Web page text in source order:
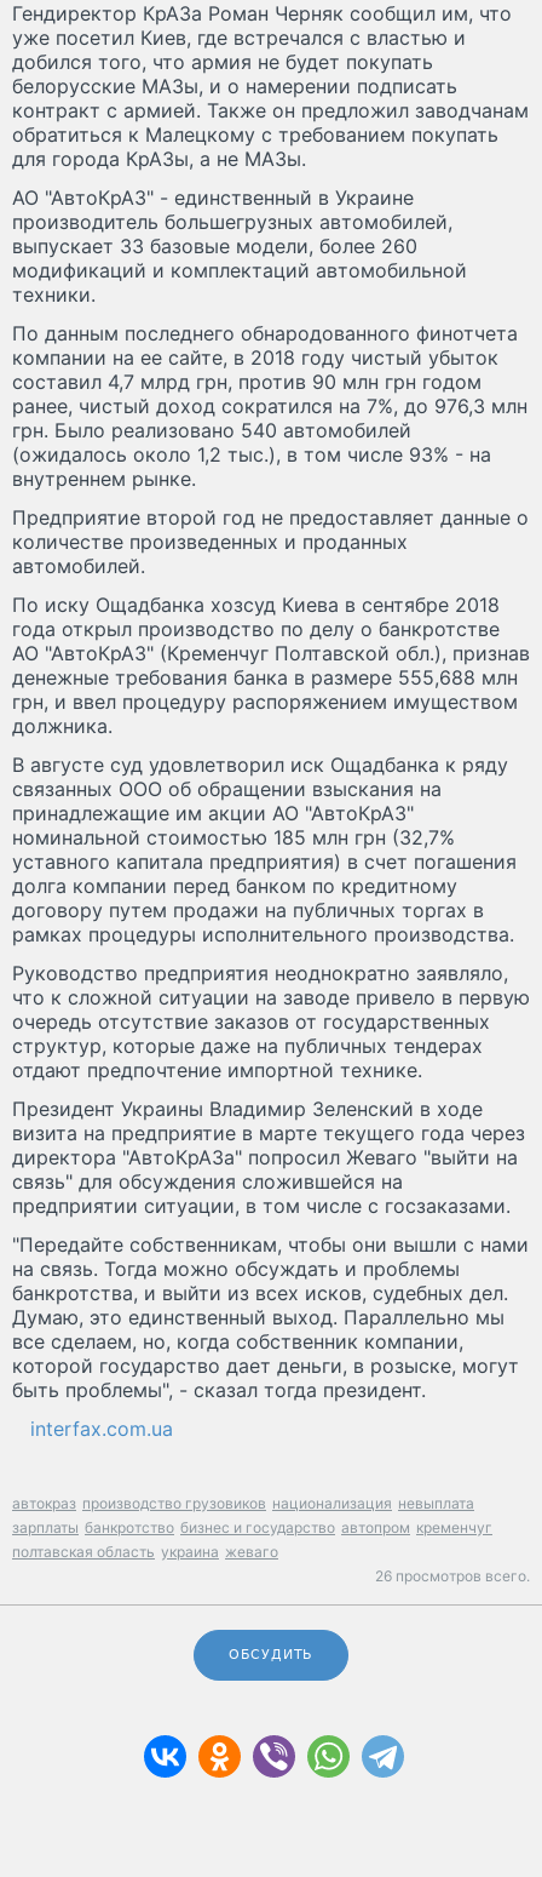
Гендиректор КрАЗа Роман Черняк сообщил им, что
уже посетил Киев, где встречался с властью и
добился того, что армия не будет покупать
белорусские МАЗы, и о намерении подписать
контракт с армией. Также он предложил заводчанам
обратиться к Малецкому с требованием покупать
для города КрАЗы, а не МАЗы.
АО "АвтоКрАЗ" - единственный в Украине
производитель большегрузных автомобилей,
выпускает 33 базовые модели, более 260
модификаций и комплектаций автомобильной
техники.
По данным последнего обнародованного финотчета
компании на ее сайте, в 2018 году чистый убыток
составил 4,7 млрд грн, против 90 млн грн годом
ранее, чистый доход сократился на 7%, до 976,3 млн
грн. Было реализовано 540 автомобилей
(ожидалось около 1,2 тыс.), в том числе 93% - на
внутреннем рынке.
Предприятие второй год не предоставляет данные о
количестве произведенных и проданных
автомобилей.
По иску Ощадбанка хозсуд Киева в сентябре 2018
года открыл производство по делу о банкротстве
АО "АвтоКрАЗ" (Кременчуг Полтавской обл.), признав
денежные требования банка в размере 555,688 млн
грн, и ввел процедуру распоряжением имуществом
должника.
В августе суд удовлетворил иск Ощадбанка к ряду
связанных ООО об обращении взыскания на
принадлежащие им акции АО "АвтоКрАЗ"
номинальной стоимостью 185 млн грн (32,7%
уставного капитала предприятия) в счет погашения
долга компании перед банком по кредитному
договору путем продажи на публичных торгах в
рамках процедуры исполнительного производства.
Руководство предприятия неоднократно заявляло,
что к сложной ситуации на заводе привело в первую
очередь отсутствие заказов от государственных
структур, которые даже на публичных тендерах
отдают предпочтение импортной технике.
Президент Украины Владимир Зеленский в ходе
визита на предприятие в марте текущего года через
директора "АвтоКрАЗа" попросил Жеваго "выйти на
связь" для обсуждения сложившейся на
предприятии ситуации, в том числе с госзаказами.
"Передайте собственникам, чтобы они вышли с нами
на связь. Тогда можно обсуждать и проблемы
банкротства, и выйти из всех исков, судебных дел.
Думаю, это единственный выход. Параллельно мы
все сделаем, но, когда собственник компании,
которой государство дает деньги, в розыске, могут
быть проблемы", - сказал тогда президент.
interfax.com.ua
автокраз производство грузовиков национализация невыплата
зарплаты банкротство бизнес и государство автопром кременчуг
полтавская область украина жеваго
26 просмотров всего.
ОБСУДИТЬ